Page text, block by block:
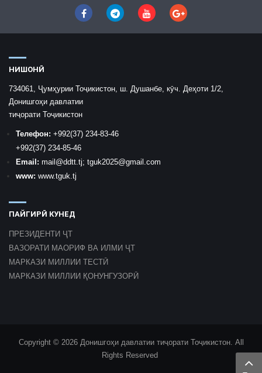
НИШОНӢ
734061, Ҷумҳурии Тоҷикистон, ш. Душанбе, кӯч. Деҳоти 1/2,
Донишгоҳи давлатии
тиҷорати Тоҷикистон
Телефон: +992(37) 234-83-46
+992(37) 234-85-46
Email: mail @ddtt.tj; tguk2025@gmail.com
www: www.tguk.tj
ПАЙГИРӢ КУНЕД
ПРЕЗИДЕНТИ ҶТ
ВАЗОРАТИ МАОРИФ ВА ИЛМИ ҶТ
МАРКАЗИ МИЛЛИИ ТЕСТӢ
МАРКАЗИ МИЛЛИИ ҚОНУНГУЗОРӢ
Copyright © 2026 Донишгоҳи давлатии тиҷорати Тоҷикистон. All
Rights Reserved